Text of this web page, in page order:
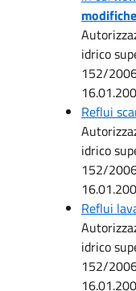
modifiche
idrico
152/
Reflui
idrico
152/
Reflui
idrico
152/